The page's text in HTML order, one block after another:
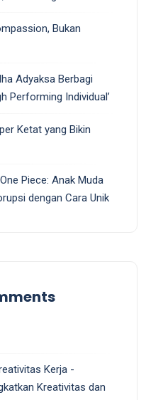
Bukan
Adyaksa Berbagi
Performing Individual’
Ketat yang Bikin
Piece: Anak Muda
dengan Cara Unik
Kerja -
Kreativitas dan